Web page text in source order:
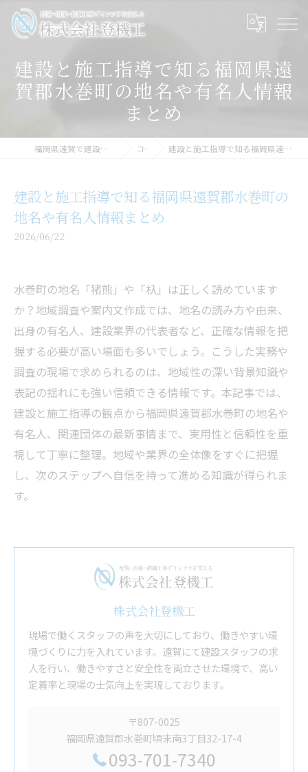
建設と施工指導で知る福岡県遠
賀郡水巻町の地名や有名人情報
まとめ
福岡県遠賀で建設の求人なら株式会社登機工 コラム 建設と施工指導で知る福岡県遠賀郡水巻町の地名や有名人情報まとめ
建設と施工指導で知る福岡県遠賀郡水巻町の
地名や有名人情報まとめ
2026/06/22
水巻町の地名「猪熊」や「杁」は正しく読めています
か？地域調査や案内文作成では、地名の読み方や由来、
出身の有名人、建設業界の代表者など、正確な情報を把
握する必要が高い場面も多いでしょう。こうした実務や
調査の現場で求められるのは、地域性の深い背景知識や
表記の揺れにも強い信頼できる情報です。本記事では、
建設と施工指導の観点から福岡県遠賀郡水巻町の地名や
有名人、関連団体の最新事情まで、実用性と信頼性を重
視して丁寧に整理。地域や業界の全体像をすぐに把握
し、次のステップへ自信を持って進める知識が得られま
す。
株式会社登機工
現場で働くスタッフの声を大切にしており、働きやすい環
境づくりに力を入れています。遠賀にて建設スタッフの求
人を行い、働きやすさと安全性を両立させた環境で、高い
定着率と現場の士気向上を実現しております。
〒807-0025
福岡県遠賀郡水巻町頃末南3丁目32-17-4
093-701-7340